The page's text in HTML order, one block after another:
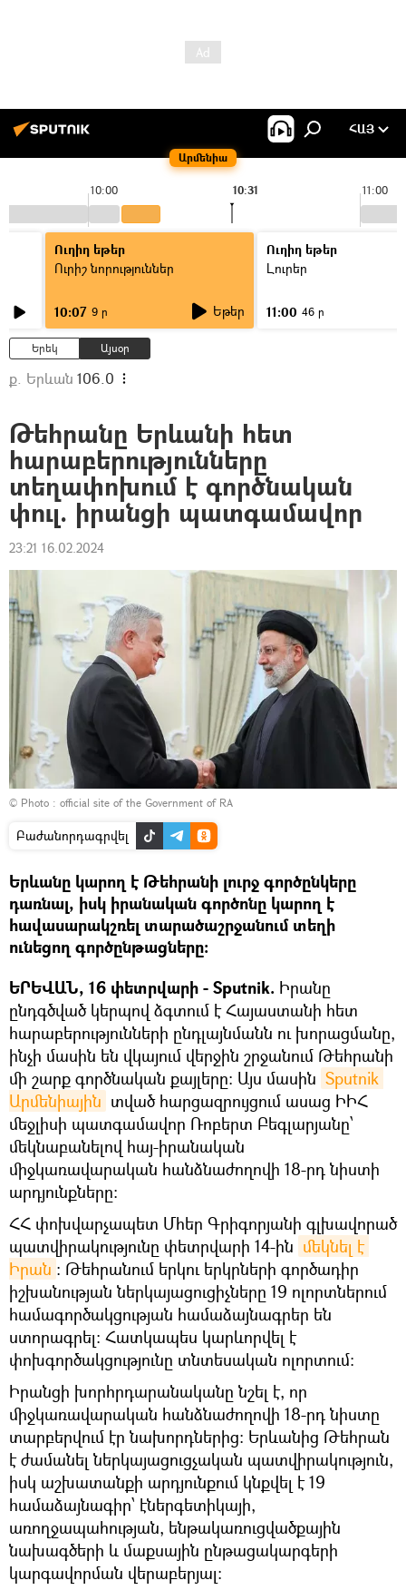
Արմենիա
ՀԱՅ
10:00 11:00
10:31
Ուղիղ եթեր
Ուրիշ նորություններ
10:07 9 ր Եթեր
Ուղիղ եթեր
Լուրեր
11:00 46 ր
Երեկ Այսօր
ք. Երևան 106.0
Թեհրանը Երևանի հետ
հարաբերությունները
տեղափոխում է գործնական
փուլ. իրանցի պատգամավոր
23:21 16.02.2024
© Photo : official site of the Government of RA
Բաժանորդագրվել
Երևանը կարող է Թեհրանի լուրջ գործընկերը
դառնալ, իսկ իրանական գործոնը կարող է
հավասարակշռել տարածաշրջանում տեղի
ունեցող գործընթացները։
ԵՐԵՎԱՆ, 16 փետրվարի - Sputnik. Իրանը
ընդգծված կերպով ձգտում է Հայաստանի հետ
հարաբերությունների ընդլայնմանն ու խորացմանը,
ինչի մասին են վկայում վերջին շրջանում Թեհրանի
մի շարք գործնական քայլերը: Այս մասին Sputnik
Արմենիային տված հարցազրույցում ասաց ԻԻՀ
մեջլիսի պատգամավոր Ռոբերտ Բեգլարյանը՝
մեկնաբանելով հայ-իրանական
միջկառավարական հանձնաժողովի 18-րդ նիստի
արդյունքները։
ՀՀ փոխվարչապետ Մհեր Գրիգորյանի գլխավորած
պատվիրակությունը փետրվարի 14-ին մեկնել է
Իրան : Թեհրանում երկու երկրների գործադիր
իշխանության ներկայացուցիչները 19 ոլորտներում
համագործակցության համաձայնագրեր են
ստորագրել: Հատկապես կարևորվել է
փոխգործակցությունը տնտեսական ոլորտում։
Իրանցի խորհրդարանականը նշել է, որ
միջկառավարական հանձնաժողովի 18-րդ նիստը
տարբերվում էր նախորդներից։ Երևանից Թեհրան
է ժամանել ներկայացուցչական պատվիրակություն,
իսկ աշխատանքի արդյունքում կնքվել է 19
համաձայնագիր՝ էներգետիկայի,
առողջապահության, ենթակառուցվածքային
նախագծերի և մաքսային ընթացակարգերի
կարգավորման վերաբերյալ: